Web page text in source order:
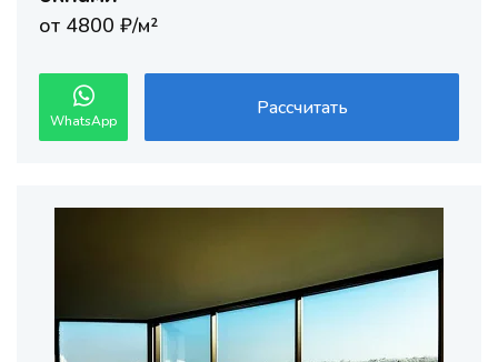
от 4800 ₽/м²
WhatsApp
Рассчитать